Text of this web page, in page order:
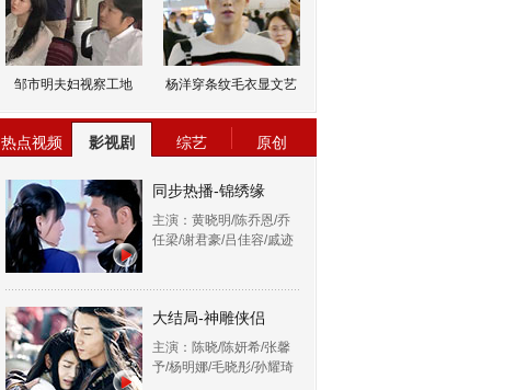
邹市明夫妇视察工地 杨洋穿条纹毛衣显文艺
热点视频 影视剧 综艺 原创
同步热播-锦绣缘
主演：黄晓明/陈乔恩/乔
任梁/谢君豪/吕佳容/戚迹
大结局-神雕侠侣
主演：陈晓/陈妍希/张馨
予/杨明娜/毛晓彤/孙耀琦